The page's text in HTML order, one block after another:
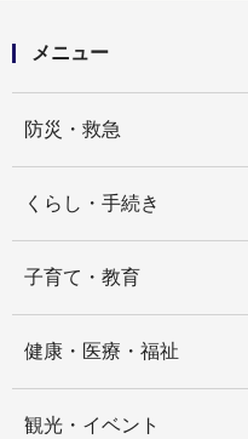
メニュー
防災・救急
くらし・手続き
子育て・教育
健康・医療・福祉
観光・イベント